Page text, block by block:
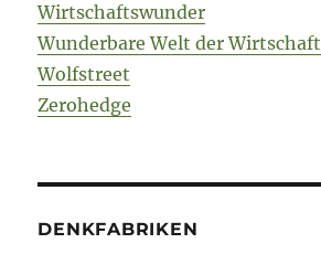
Wirtschaftswunder
Wunderbare Welt der Wirtschaft
Wolfstreet
Zerohedge
DENKFABRIKEN